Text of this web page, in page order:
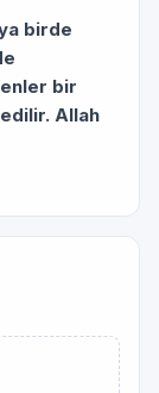
birde
bir
Allah